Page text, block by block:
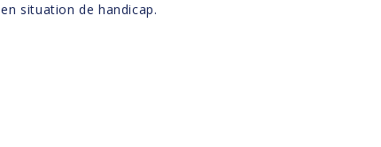
situation de handicap.